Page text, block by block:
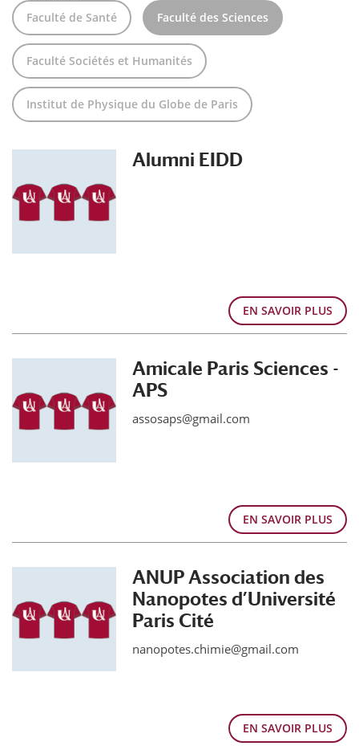
Faculté de Santé Faculté des Sciences
Faculté Sociétés et Humanités
Institut de Physique du Globe de Paris
Alumni EIDD
EN SAVOIR PLUS
Amicale Paris Sciences -
APS
assosaps@gmail.com
EN SAVOIR PLUS
ANUP Association des
Nanopotes d’Université
Paris Cité
nanopotes.chimie@gmail.com
EN SAVOIR PLUS